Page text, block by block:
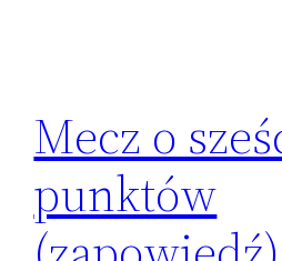
Mecz o
punktów